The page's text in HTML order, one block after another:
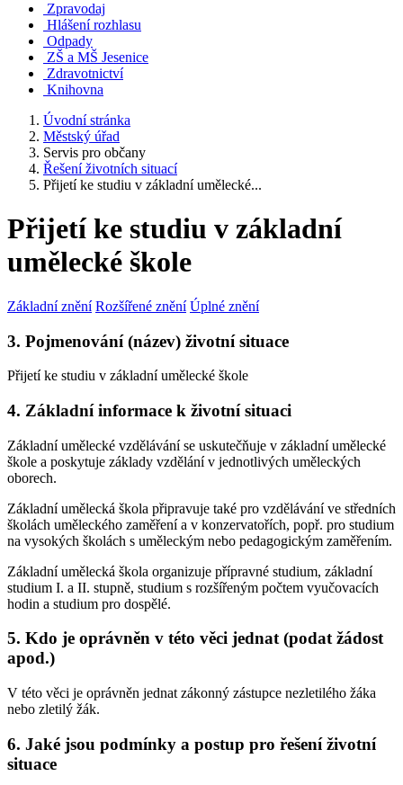
Zpravodaj
Hlášení rozhlasu
Odpady
ZŠ a MŠ Jesenice
Zdravotnictví
Knihovna
Úvodní stránka
Městský úřad
Servis pro občany
Řešení životních situací
Přijetí ke studiu v základní umělecké...
Přijetí ke studiu v základní
umělecké škole
Základní znění Rozšířené znění Úplné znění
3. Pojmenování (název) životní situace
Přijetí ke studiu v základní umělecké škole
4. Základní informace k životní situaci
Základní umělecké vzdělávání se uskutečňuje v základní umělecké
škole a poskytuje základy vzdělání v jednotlivých uměleckých
oborech.
Základní umělecká škola připravuje také pro vzdělávání ve středních
školách uměleckého zaměření a v konzervatořích, popř. pro studium
na vysokých školách s uměleckým nebo pedagogickým zaměřením.
Základní umělecká škola organizuje přípravné studium, základní
studium I. a II. stupně, studium s rozšířeným počtem vyučovacích
hodin a studium pro dospělé.
5. Kdo je oprávněn v této věci jednat (podat žádost
apod.)
V této věci je oprávněn jednat zákonný zástupce nezletilého žáka
nebo zletilý žák.
6. Jaké jsou podmínky a postup pro řešení životní
situace